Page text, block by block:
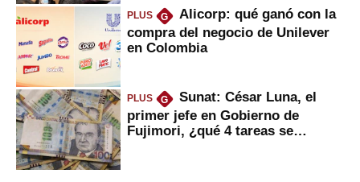
PLUS G
Alicorp: qué ganó con la
compra del negocio de Unilever
en Colombia
PLUS G
Sunat: César Luna, el
primer jefe en Gobierno de
Fujimori, ¿qué 4 tareas se